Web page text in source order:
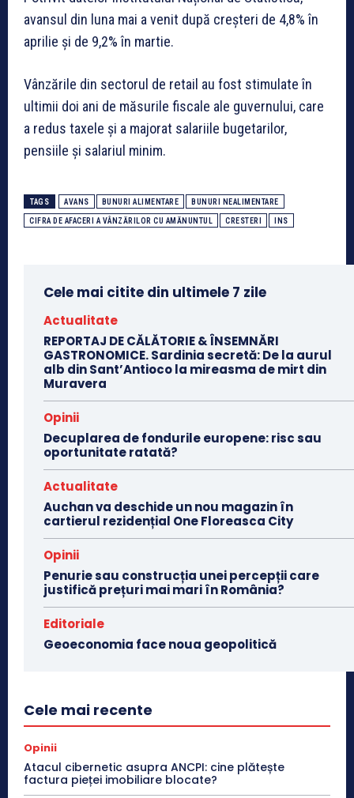
avansul din luna mai a venit după creșteri de 4,8% în
aprilie și de 9,2% în martie.
Vânzările din sectorul de retail au fost stimulate în
ultimii doi ani de măsurile fiscale ale guvernului, care
a redus taxele şi a majorat salariile bugetarilor,
pensiile şi salariul minim.
TAGS AVANS BUNURI ALIMENTARE BUNURI NEALIMENTARE
CIFRA DE AFACERI A VÂNZĂRILOR CU AMĂNUNTUL CRESTERI INS
Cele mai citite din ultimele 7 zile
Actualitate
REPORTAJ DE CĂLĂTORIE & ÎNSEMNĂRI
GASTRONOMICE. Sardinia secretă: De la aurul
alb din Sant’Antioco la mireasma de mirt din
Muravera
Opinii
Decuplarea de fondurile europene: risc sau
oportunitate ratată?
Actualitate
Auchan va deschide un nou magazin în
cartierul rezidențial One Floreasca City
Opinii
Penurie sau construcția unei percepții care
justifică prețuri mai mari în România?
Editoriale
Geoeconomia face noua geopolitică
Cele mai recente
Opinii
Atacul cibernetic asupra ANCPI: cine plătește
factura pieței imobiliare blocate?